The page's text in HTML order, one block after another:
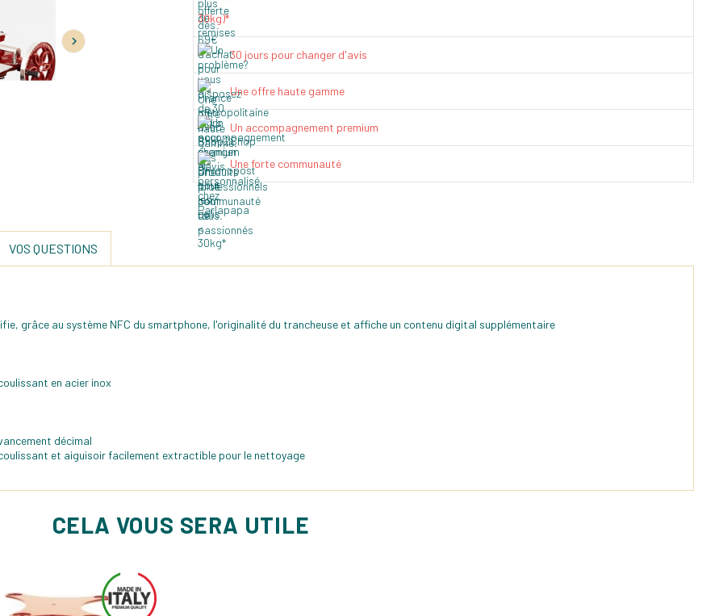

30kg)*
30 jours pour changer d'avis
Une offre haute gamme
Un accompagnement premium
Une forte communauté
VOS QUESTIONS
grâce au système NFC du smartphone, l'originalité du trancheuse et affiche un contenu digital supplémentaire
en acier inox
décimal
et aiguisoir facilement extractible pour le nettoyage
CELA VOUS SERA UTILE